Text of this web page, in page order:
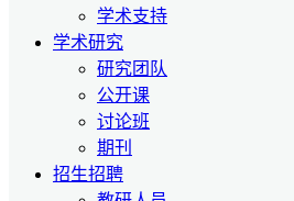
学术支持
学术研究
研究团队
公开课
讨论班
期刊
招生招聘